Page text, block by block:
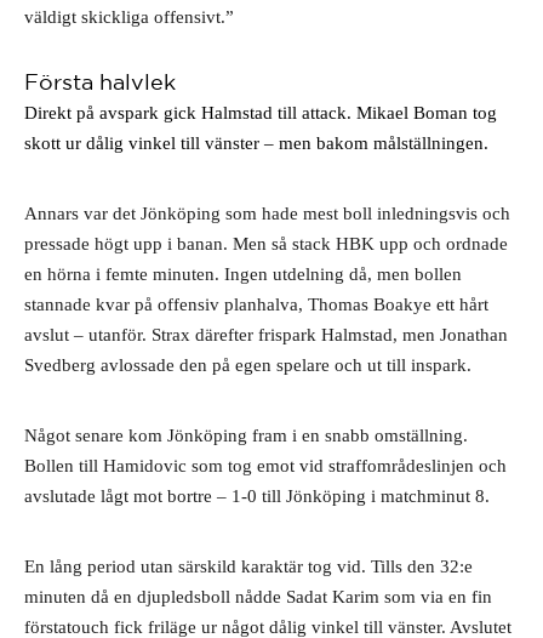
väldigt skickliga offensivt.”
Första halvlek
Direkt på avspark gick Halmstad till attack. Mikael Boman tog
skott ur dålig vinkel till vänster – men bakom målställningen.
Annars var det Jönköping som hade mest boll inledningsvis och
pressade högt upp i banan. Men så stack HBK upp och ordnade
en hörna i femte minuten. Ingen utdelning då, men bollen
stannade kvar på offensiv planhalva, Thomas Boakye ett hårt
avslut – utanför. Strax därefter frispark Halmstad, men Jonathan
Svedberg avlossade den på egen spelare och ut till inspark.
Något senare kom Jönköping fram i en snabb omställning.
Bollen till Hamidovic som tog emot vid straffområdeslinjen och
avslutade lågt mot bortre – 1-0 till Jönköping i matchminut 8.
En lång period utan särskild karaktär tog vid. Tills den 32:e
minuten då en djupledsboll nådde Sadat Karim som via en fin
förstatouch fick friläge ur något dålig vinkel till vänster. Avslutet